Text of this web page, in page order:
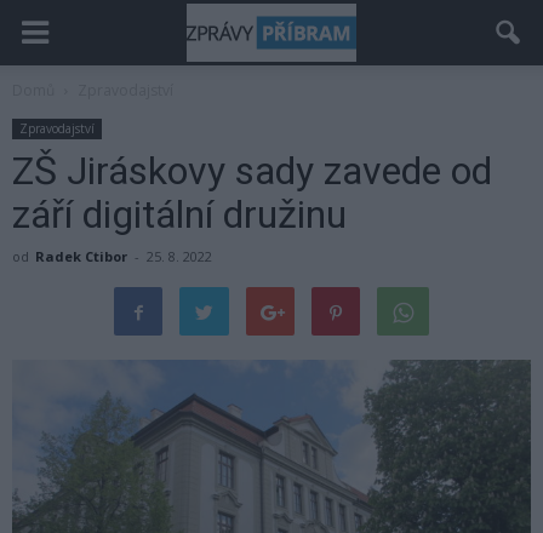
Zpravodajství
ZŠ Jiráskovy sady zavede od
září digitální družinu
od Radek Ctibor - 25. 8. 2022